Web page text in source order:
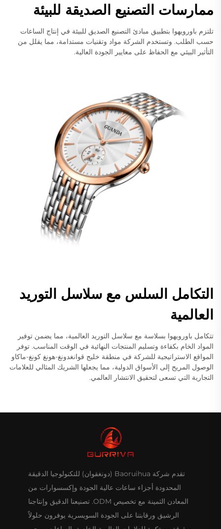
ممارسات التصنيع الصديقة للبيئة
تلتزم باورويهوا بتطبيق مبادئ التصنيع الصديق للبيئة في إنتاج الساعات
حسب الطلب. وتستخدم الشركة مواد وتقنيات مستدامة، مما يقلل من
التأثير البيئي مع الحفاظ على معايير الجودة العالية.
التكامل السلس مع سلاسل التوريد
العالمية
تتكامل باورويهوا بسلاسة مع سلاسل التوريد العالمية، مما يضمن توفير
المواد الخام بكفاءة وتسليم المنتجات النهائية في الوقت المناسب. توفر
المواقع الاستراتيجية للشركة في منطقة خليج قوانغدونغ-هونغ كونغ-ماكاو
الوصول المريح إلى الأسواق الدولية، مما يجعلها الشريك المثالي للعلامات
التجارية التي تسعى لتحقيق الانتشار العالمي.
تقدم شركة Baoruihua (دونغقوان) للتكنولوجيا الدقيقة
المحدودة أجزاء ساعات عالية الجودة وإكسسوارات من
المعادن الثمينة مع تخصيص ODM. تصنيعنا الدقيق وإنتاجنا
الرشيق ورقابتنا على الجودة السويسرية يوفرون حلولاً